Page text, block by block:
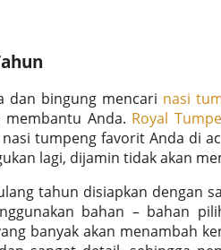
dan bingung mencari nasi
Anda. Royal
tumpeng favorit Anda di
lagi, dijamin tidak akan
tahun disiapkan dengan
bahan – bahan
banyak akan menambah